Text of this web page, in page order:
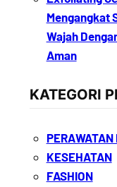
Mengangkat
Wajah
Aman
KATEGORI
KESEHATAN
FASHION